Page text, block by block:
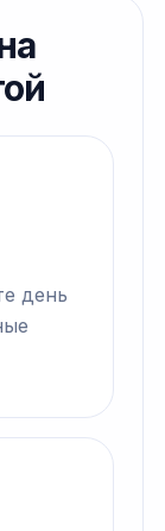
день